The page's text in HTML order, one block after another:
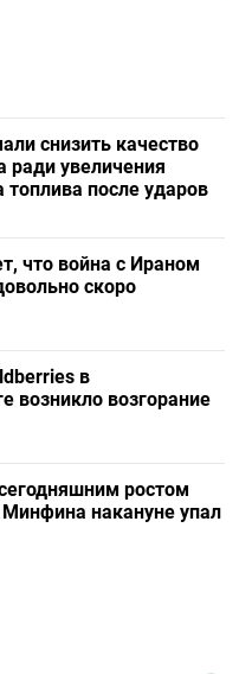
снизить качество
ради увеличения
топлива после ударов
что война с Ираном
скоро
в
возникло возгорание
ростом
накануне упал